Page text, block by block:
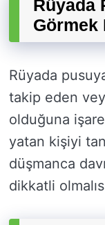
Rüyada
Görmek
Rüyada
takip eden
olduğuna
yatan kişiyi
düşmanca
dikkatli